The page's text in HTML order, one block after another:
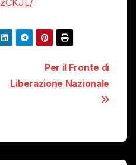
Per il Fronte di
Liberazione Nazionale